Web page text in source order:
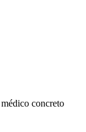
concreto